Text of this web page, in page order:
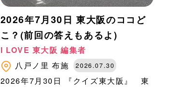
2026年7月30日 東大阪のココど
こ？(前回の答えもあるよ)
I LOVE 東大阪 編集者
八戸ノ里 布施 2026.07.30
2026年7月30日 『クイズ東大阪』 東